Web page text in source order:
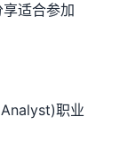
适合参加
职业